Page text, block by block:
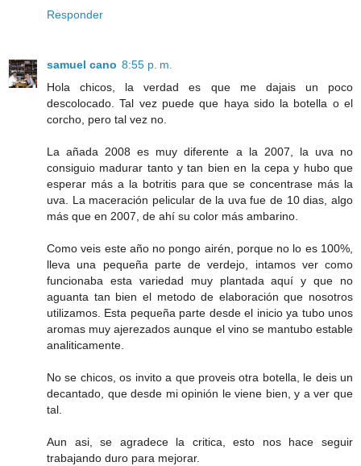
Responder
samuel cano 8:55 p. m.
Hola chicos, la verdad es que me dajais un poco
descolocado. Tal vez puede que haya sido la botella o el
corcho, pero tal vez no.
La añada 2008 es muy diferente a la 2007, la uva no
consiguio madurar tanto y tan bien en la cepa y hubo que
esperar más a la botritis para que se concentrase más la
uva. La maceración pelicular de la uva fue de 10 dias, algo
más que en 2007, de ahí su color más ambarino.
Como veis este año no pongo airén, porque no lo es 100%,
lleva una pequeña parte de verdejo, intamos ver como
funcionaba esta variedad muy plantada aquí y que no
aguanta tan bien el metodo de elaboración que nosotros
utilizamos. Esta pequeña parte desde el inicio ya tubo unos
aromas muy ajerezados aunque el vino se mantubo estable
analiticamente.
No se chicos, os invito a que proveis otra botella, le deis un
decantado, que desde mi opinión le viene bien, y a ver que
tal.
Aun asi, se agradece la critica, esto nos hace seguir
trabajando duro para mejorar.